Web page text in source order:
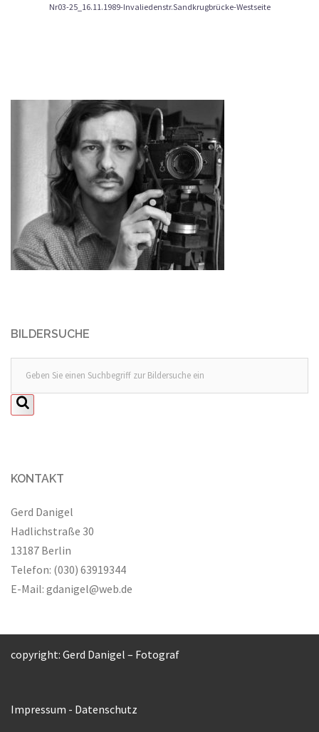
Nr03-25_16.11.1989-Invaliedenstr.Sandkrugbrücke-Westseite
BILDERSUCHE
KONTAKT
Gerd Danigel
Hadlichstraße 30
13187 Berlin
Telefon: (030) 63919344
E-Mail: gdanigel@web.de
copyright: Gerd Danigel – Fotograf
Impressum - Datenschutz